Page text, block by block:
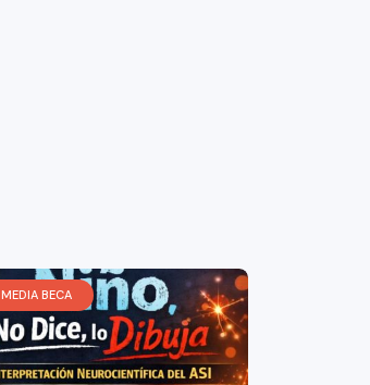
MEDIA BECA